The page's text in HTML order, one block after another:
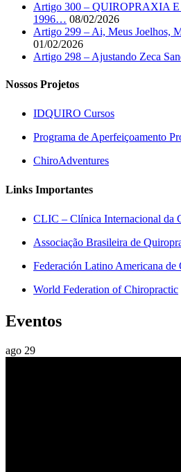
Artigo 300 – QUIROPRAXIA
1996… 08/02/2026
Artigo 299 – Ai, Meus Joelhos,
01/02/2026
Artigo 298 – Ajustando Zeca
Nossos Projetos
IDQUIRO Cursos
Programa de Aperfeiçoamento
ChiroAdventures
Links Importantes
CLIC – Clínica Internacional da
Associação Brasileira de
Federación Latino Americana de
World Federation of Chiropractic
Eventos
ago 29